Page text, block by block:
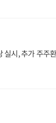
시, 추가 주주